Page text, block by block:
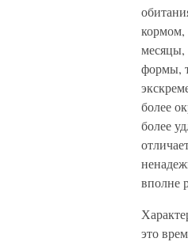
кормом,
месяцы,
формы,
более
более
вполне
это